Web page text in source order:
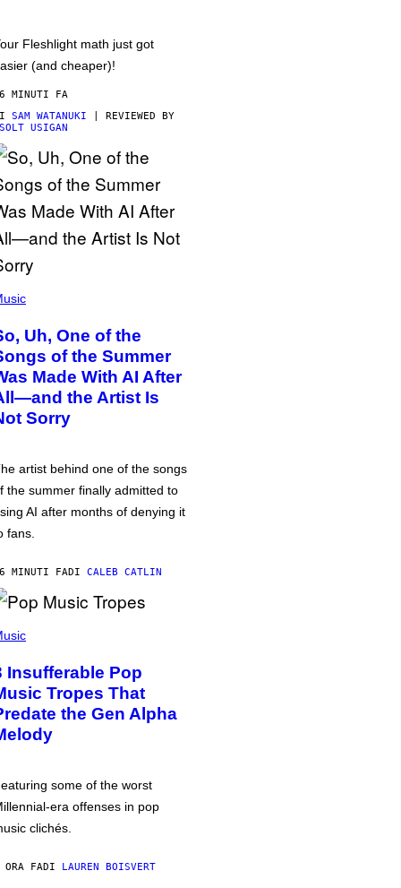
Fleshlight math just got
(and cheaper)!
MINUTI FA
SAM WATANUKI | REVIEWED BY
USIGAN
Uh, One of the
of the Summer
Made With AI After
the Artist Is
Sorry
artist behind one of the songs
the summer finally admitted to
AI after months of denying it
fans.
MINUTI FADI CALEB CATLIN
Insufferable Pop
Tropes That
the Gen Alpha
some of the worst
era offenses in pop
clichés.
ORA FADI LAUREN BOISVERT